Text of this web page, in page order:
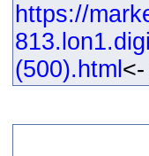
https://
(500).html